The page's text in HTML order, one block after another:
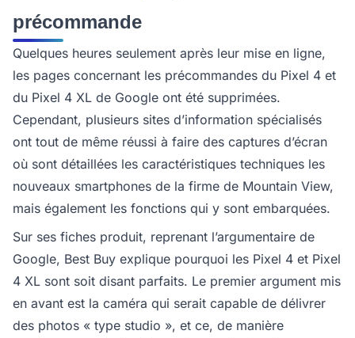
précommande
Quelques heures seulement après leur mise en ligne,
les pages concernant les précommandes du Pixel 4 et
du Pixel 4 XL de Google ont été supprimées.
Cependant, plusieurs sites d’information spécialisés
ont tout de même réussi à faire des captures d’écran
où sont détaillées les caractéristiques techniques les
nouveaux smartphones de la firme de Mountain View,
mais également les fonctions qui y sont embarquées.
Sur ses fiches produit, reprenant l’argumentaire de
Google, Best Buy explique pourquoi les Pixel 4 et Pixel
4 XL sont soit disant parfaits. Le premier argument mis
en avant est la caméra qui serait capable de délivrer
des photos « type studio », et ce, de manière